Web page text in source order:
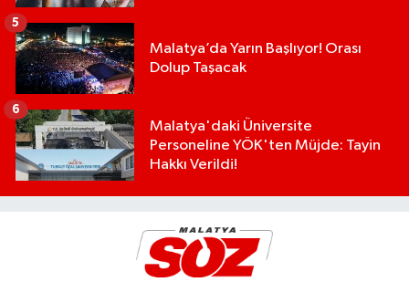
Malatya’da Yarın Başlıyor! Orası
Dolup Taşacak
5
Malatya'daki Üniversite
Personeline YÖK'ten Müjde: Tayin
Hakkı Verildi!
6